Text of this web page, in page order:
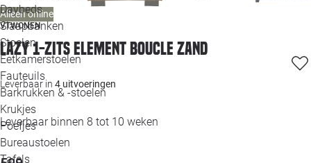
Daybeds
Slaapbanken
Stoelen
Eetkamerstoelen
Fauteuils
Barkrukken & -stoelen
Krukjes
Poefjes
Bureaustoelen
Tafels
Alleen online
VTWONEN
Lazy 1-zits element boucle zand
Leverbaar in 4 uitvoeringen
Leverbaar binnen 8 tot 10 weken